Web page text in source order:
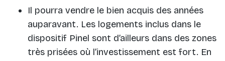
Il pourra vendre le bien acquis des années
auparavant. Les logements inclus dans le
dispositif Pinel sont d’ailleurs dans des zones
très prisées où l’investissement est fort. En